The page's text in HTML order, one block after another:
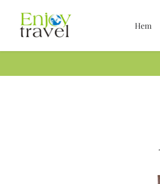
Hoppa
Hem